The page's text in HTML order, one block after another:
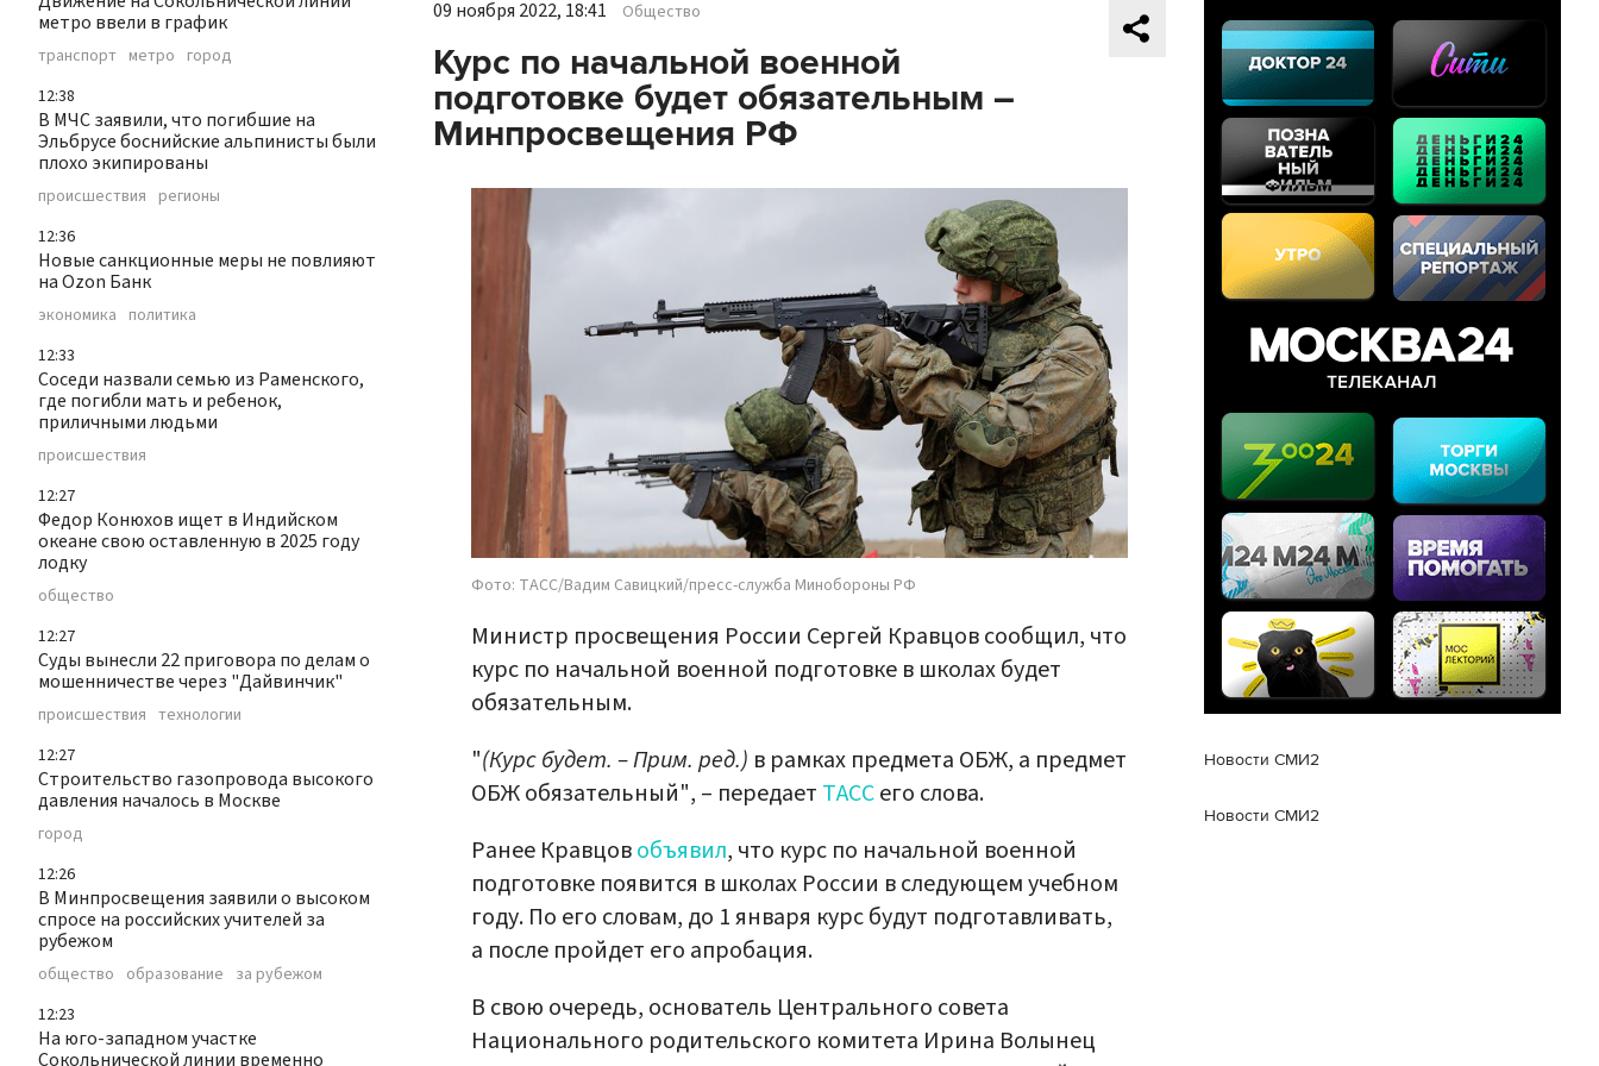
метро ввели в график
транспорт метро город
12:38
В МЧС заявили, что погибшие на
Эльбрусе боснийские альпинисты были
плохо экипированы
происшествия регионы
12:36
Новые санкционные меры не повлияют
на Ozon Банк
экономика политика
12:33
Соседи назвали семью из Раменского,
где погибли мать и ребенок,
приличными людьми
происшествия
12:27
Федор Конюхов ищет в Индийском
океане свою оставленную в 2025 году
лодку
общество
12:27
Суды вынесли 22 приговора по делам о
мошенничестве через "Дайвинчик"
происшествия технологии
12:27
Строительство газопровода высокого
давления началось в Москве
город
12:26
В Минпросвещения заявили о высоком
спросе на российских учителей за
рубежом
общество образование за рубежом
12:23
На юго-западном участке
Сокольнической линии временно
09 ноября 2022, 18:41 Общество
Курс по начальной военной
подготовке будет обязательным –
Минпросвещения РФ
Фото: ТАСС/Вадим Савицкий/пресс-служба Минобороны РФ
Министр просвещения России Сергей Кравцов сообщил, что
курс по начальной военной подготовке в школах будет
обязательным.
"(Курс будет. – Прим. ред.) в рамках предмета ОБЖ, а предмет
ОБЖ обязательный", – передает ТАССего слова.
Ранее Кравцовобъявил, что курс по начальной военной
подготовке появится в школах России в следующем учебном
году. По его словам, до 1 января курс будут подготавливать,
а после пройдет его апробация.
В свою очередь, основатель Центрального совета
Национального родительского комитета Ирина Волынец
Новости СМИ2
Новости СМИ2